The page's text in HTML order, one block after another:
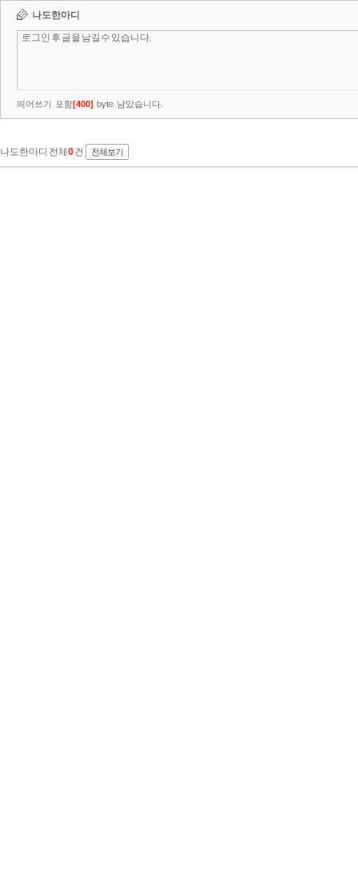
나도한마디
띄어쓰기 포함[400] byte 남았습니다.
나도한마디 전체 0건 전체보기